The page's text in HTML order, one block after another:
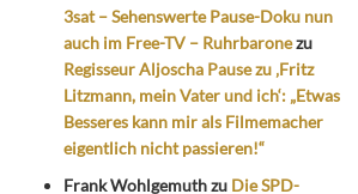
3sat – Sehenswerte Pause-Doku nun
auch im Free-TV – Ruhrbaronezu
Regisseur Aljoscha Pause zu ‚Fritz
Litzmann, mein Vater und ich‘: „Etwas
Besseres kann mir als Filmemacher
eigentlich nicht passieren!“
Frank Wohlgemuthzu Die SPD-